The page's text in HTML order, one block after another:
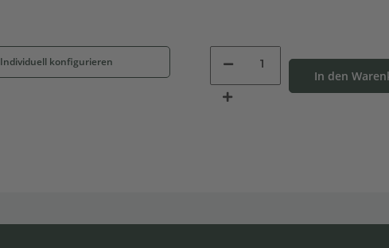
Individuell konfigurieren
In den